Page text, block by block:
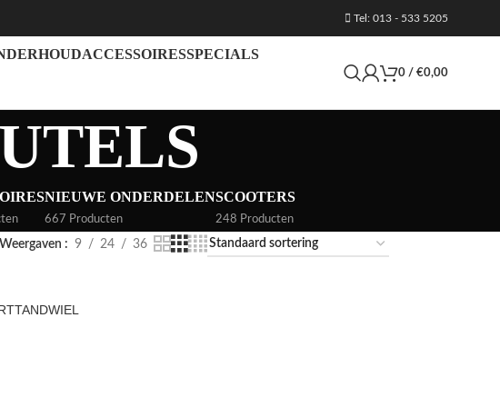
Tel: 013 - 533 5205
ACCESSOIRESSPECIALS
0 / €0,00
NIEUWE ONDERDELEN
667 Producten
SCOOTERS
248 Producten
Weergaven 9 24 36